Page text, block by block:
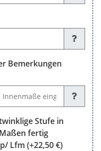
Bemerkungen
Stufe in
fertig
Lfm (+22,50 €)